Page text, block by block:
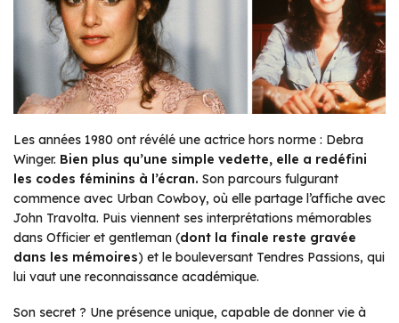
Les années 1980 ont révélé une actrice hors norme : Debra
Winger. Bien plus qu’une simple vedette, elle a redéfini
les codes féminins à l’écran. Son parcours fulgurant
commence avec Urban Cowboy, où elle partage l’affiche avec
John Travolta. Puis viennent ses interprétations mémorables
dans Officier et gentleman (dont la finale reste gravée
dans les mémoires) et le bouleversant Tendres Passions, qui
lui vaut une reconnaissance académique.
Son secret ? Une présence unique, capable de donner vie à